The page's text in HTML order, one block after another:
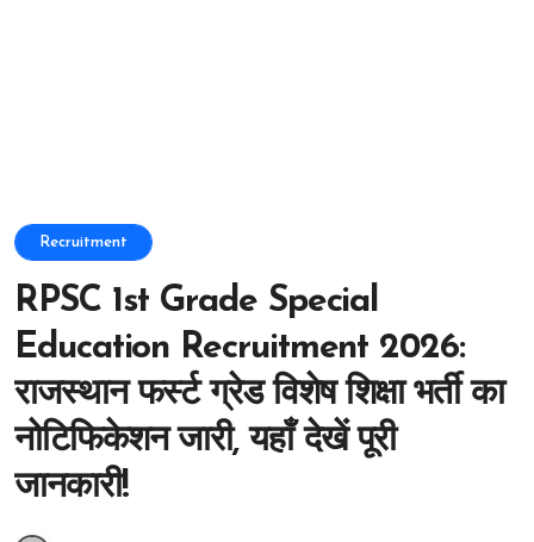
Recruitment
RPSC 1st Grade Special
Education Recruitment 2026:
राजस्थान फर्स्ट ग्रेड विशेष शिक्षा भर्ती का
नोटिफिकेशन जारी, यहाँ देखें पूरी
जानकारी!